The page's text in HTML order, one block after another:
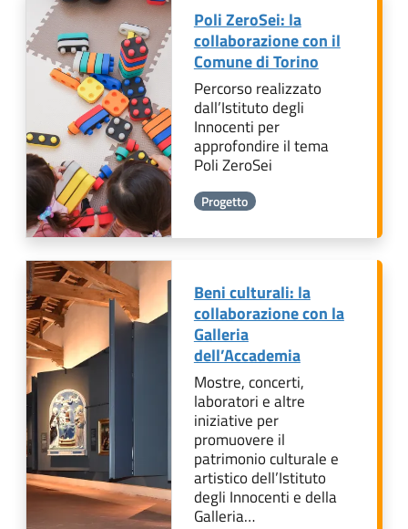
Poli ZeroSei: la
collaborazione con il
Comune di Torino
Percorso realizzato
dall’Istituto degli
Innocenti per
approfondire il tema
Poli ZeroSei
Progetto
Beni culturali: la
collaborazione con la
Galleria
dell’Accademia
Mostre, concerti,
laboratori e altre
iniziative per
promuovere il
patrimonio culturale e
artistico dell’Istituto
degli Innocenti e della
Galleria…